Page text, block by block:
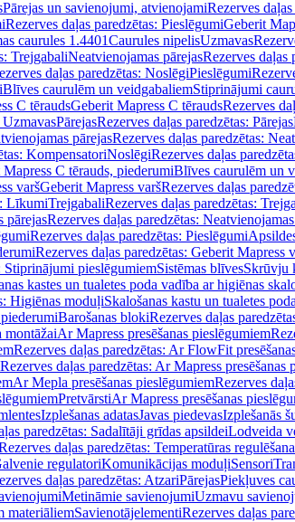
Pārejas un savienojumi, atvienojamiRezerves
Rezerves daļas paredzētas: PieslēgumiGeberit
caurules 1.4401Caurules nipelisUzmavas
TrejgabaliNeatvienojamas pārejasRezerves daļas
daļas paredzētas: NoslēgiPieslēgumi
Blīves caurulēm un veidgabaliemStiprinājumi
C tēraudsGeberit Mapress C tēraudsRezerves
UzmavasPārejasRezerves daļas paredzētas: Pārejas
pārejasRezerves daļas paredzētas:
KompensatoriNoslēgiRezerves daļas
C tērauds, piederumiBlīves caurulēm un
varšGeberit Mapress varšRezerves daļas
LīkumiTrejgabaliRezerves daļas paredzētas:
pārejasRezerves daļas paredzētas:
Rezerves daļas paredzētas: Pieslēgumi
Rezerves daļas paredzētas: Geberit Mapress
Stiprinājumi pieslēgumiemSistēmas blīvesSkrūvju
kastes un tualetes poda vadība ar higiēnas
Higiēnas moduļiSkalošanas kastu un tualetes
Barošanas blokiRezerves daļas
montāžaiAr Mapress presēšanas pieslēgumiem
Rezerves daļas paredzētas: Ar FlowFit
Rezerves daļas paredzētas: Ar Mapress presēšanas
Ar Mepla presēšanas pieslēgumiemRezerves
PretvārstiAr Mapress presēšanas
Izplešanas adatasJavas piedevasIzplešanās
paredzētas: Sadalītāji grīdas apsildeiLodveida
daļas paredzētas: Temperatūras
regulatoriKomunikācijas moduļiSensori
daļas paredzētas: AtzariPārejasPiekļuves
Metināmie savienojumiUzmavu
materiāliemSavienotājelementiRezerves daļas